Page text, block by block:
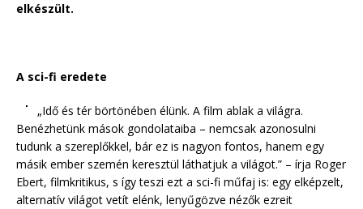
elkészült.
A sci-fi eredete
„Idő és tér börtönében élünk. A film ablak a világra.
Benézhetünk mások gondolataiba – nemcsak azonosulni
tudunk a szereplőkkel, bár ez is nagyon fontos, hanem egy
másik ember szemén keresztül láthatjuk a világot.” – írja Roger
Ebert, filmkritikus, s így teszi ezt a sci-fi műfaj is: egy elképzelt,
alternatív világot vetít elénk, lenyűgözve nézők ezreit